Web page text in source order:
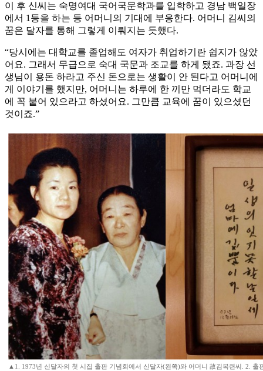
이 후 신씨는 숙명여대 국어국문학과를 입학하고 경남 백일장
에서 1등을 하는 등 어머니의 기대에 부응한다. 어머니 김씨의
꿈은 달자를 통해 그렇게 이뤄지는 듯했다.
“당시에는 대학교를 졸업해도 여자가 취업하기란 쉽지가 않았
어요. 그래서 무급으로 숙대 국문과 조교를 하게 됐죠. 과장 선
생님이 용돈 하라고 주신 돈으로는 생활이 안 된다고 어머니에
게 이야기를 했지만, 어머니는 하루에 한 끼만 먹더라도 학교
에 꼭 붙어 있으라고 하셨어요. 그만큼 교육에 꿈이 있으셨던
것이죠.”
▲1. 1973년 신달자의 첫 시집 출판 기념회에서 신달자(왼쪽)와 어머니 故김복련씨. 2. 출